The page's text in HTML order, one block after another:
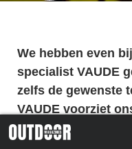
Terug naar
We hebben even
specialist VAUDE
zelfs de gewenste
VAUDE voorziet
schoenen ook van